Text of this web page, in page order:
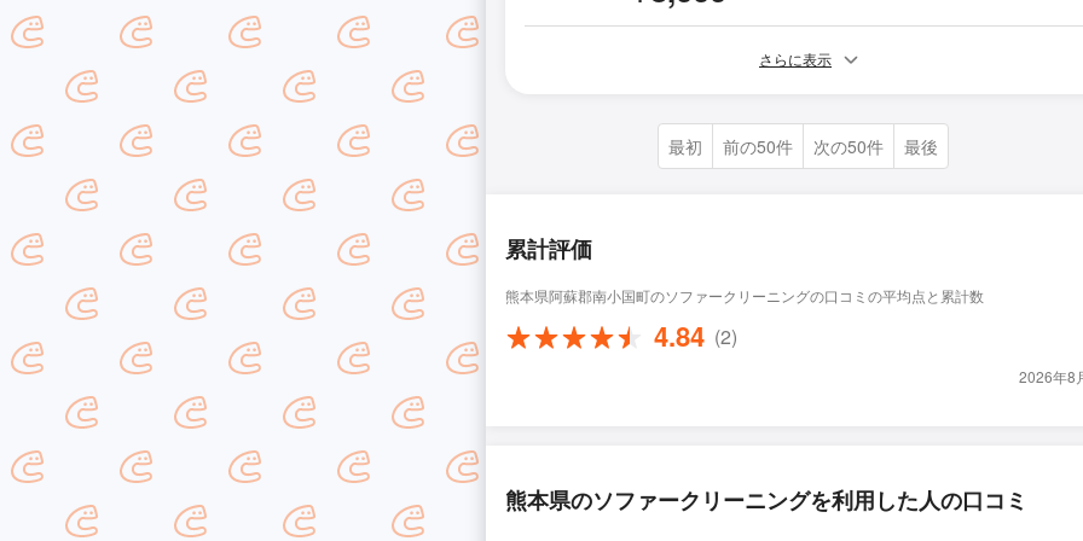
さらに表示
最初 前の50件 次の50件 最後
累計評価
熊本県阿蘇郡南小国町のソファークリーニングの口コミの平均点と累計数
4.84 (2)
2026年8
熊本県のソファークリーニングを利用した人の口コミ